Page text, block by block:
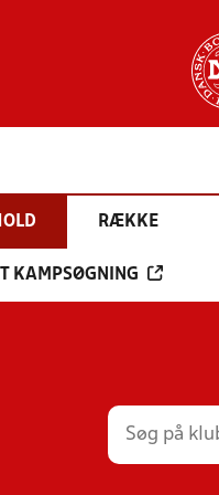
RÆKKE
KAMPSØGNING